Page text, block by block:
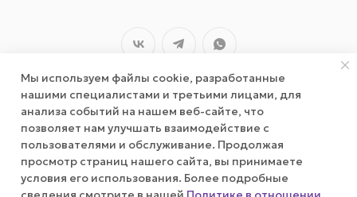
2026 © wizardgum.ru, 2021
Мы используем файлы cookie, разработанные
нашими специалистами и третьими лицами, для
анализа событий на нашем веб-сайте, что
позволяет нам улучшать взаимодействие с
пользователями и обслуживание. Продолжая
просмотр страниц нашего сайта, вы принимаете
условия его использования. Более подробные